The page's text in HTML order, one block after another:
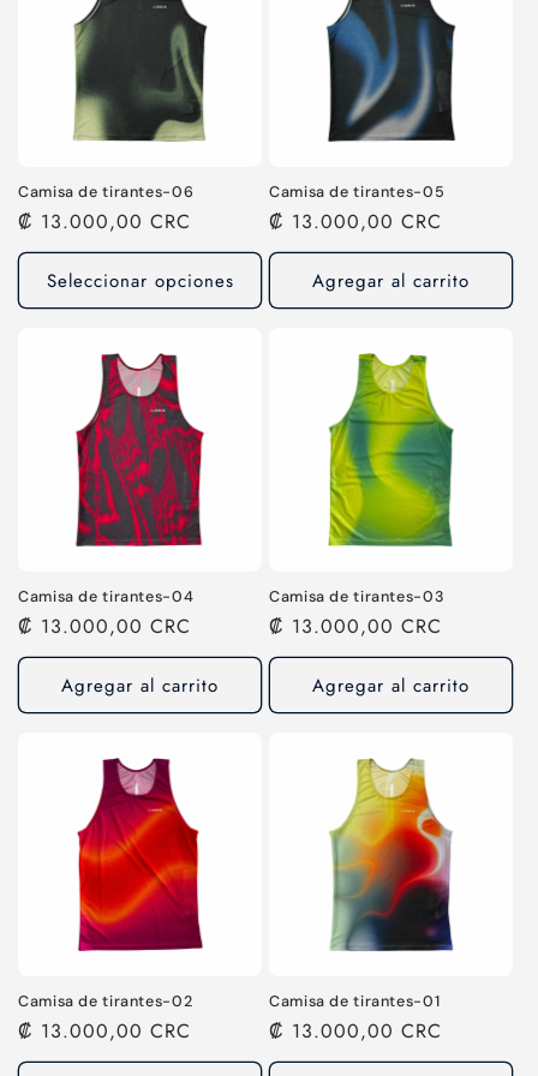
Camisa de tirantes-06
Precio
habitual
₡ 13.000,00 CRC
Seleccionar opciones
Camisa de tirantes-05
Precio
habitual
₡ 13.000,00 CRC
Agregar al carrito
Camisa de tirantes-04
Precio
habitual
₡ 13.000,00 CRC
Agregar al carrito
Camisa de tirantes-03
Precio
habitual
₡ 13.000,00 CRC
Agregar al carrito
Camisa de tirantes-02
Precio
habitual
₡ 13.000,00 CRC
Camisa de tirantes-01
Precio
habitual
₡ 13.000,00 CRC